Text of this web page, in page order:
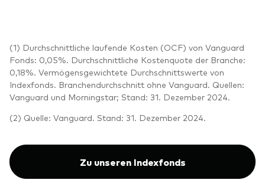
(1) Durchschnittliche laufende Kosten (OCF) von Vanguard
Fonds: 0,05%. Durchschnittliche Kostenquote der Branche:
0,18%. Vermögensgewichtete Durchschnittswerte von
Indexfonds. Branchendurchschnitt ohne Vanguard. Quellen:
Vanguard und Morningstar; Stand: 31. Dezember 2024.
(2) Quelle: Vanguard. Stand: 31. Dezember 2024.
Zu unseren Indexfonds